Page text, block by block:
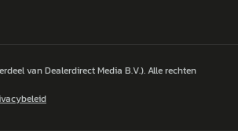
van Dealerdirect Media B.V.). Alle rechten